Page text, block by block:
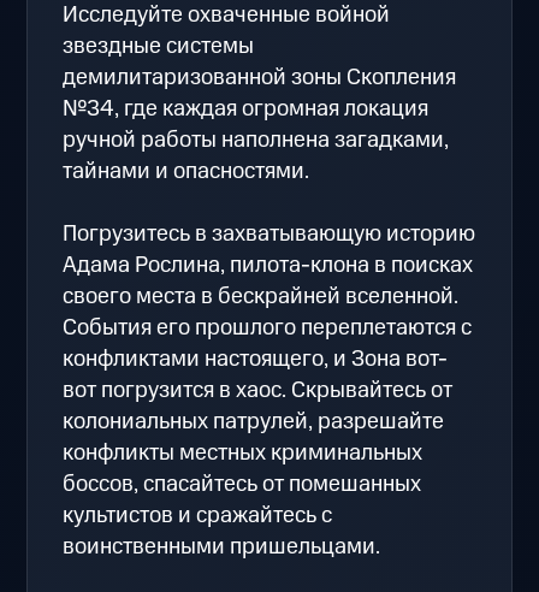
Исследуйте охваченные войной
звездные системы
демилитаризованной зоны Скопления
№34, где каждая огромная локация
ручной работы наполнена загадками,
тайнами и опасностями.
Погрузитесь в захватывающую историю
Адама Рослина, пилота-клона в поисках
своего места в бескрайней вселенной.
События его прошлого переплетаются с
конфликтами настоящего, и Зона вот-
вот погрузится в хаос. Скрывайтесь от
колониальных патрулей, разрешайте
конфликты местных криминальных
боссов, спасайтесь от помешанных
культистов и сражайтесь с
воинственными пришельцами.